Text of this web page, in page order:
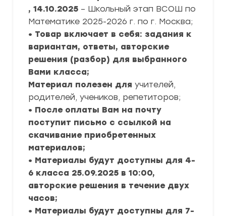
, 14.10.2025 – Школьный этап ВСОШ по
Математике 2025-2026 г. по г. Москва;
• Товар включает в себя: задания к
вариантам, ответы, авторские
решения (разбор) для выбранного
Вами класса;
Материал полезен для учителей,
родителей, учеников, репетиторов;
• После оплаты Вам на почту
поступит письмо с ссылкой на
скачивание приобретенных
материалов;
• Материалы будут доступны для 4-
6 класса 25.09.2025 в 10:00,
авторские решения в течение двух
часов;
• Материалы будут доступны для 7-